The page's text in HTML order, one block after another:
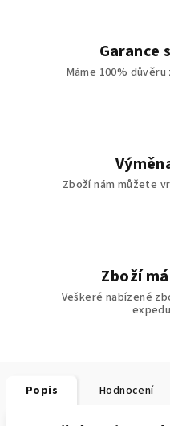
Garance
Máme 100%
Zboží nám můžete
Zboží
Veškeré nabízené
Popis Hodnocení